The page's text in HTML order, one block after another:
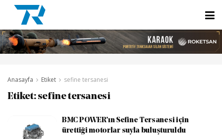
Anasayfa Etiket sefine tersanesi
Etiket: sefine tersanesi
BMC POWER’ın Sefine Tersanesi için
ürettiği motorlar suyla buluşturuldu